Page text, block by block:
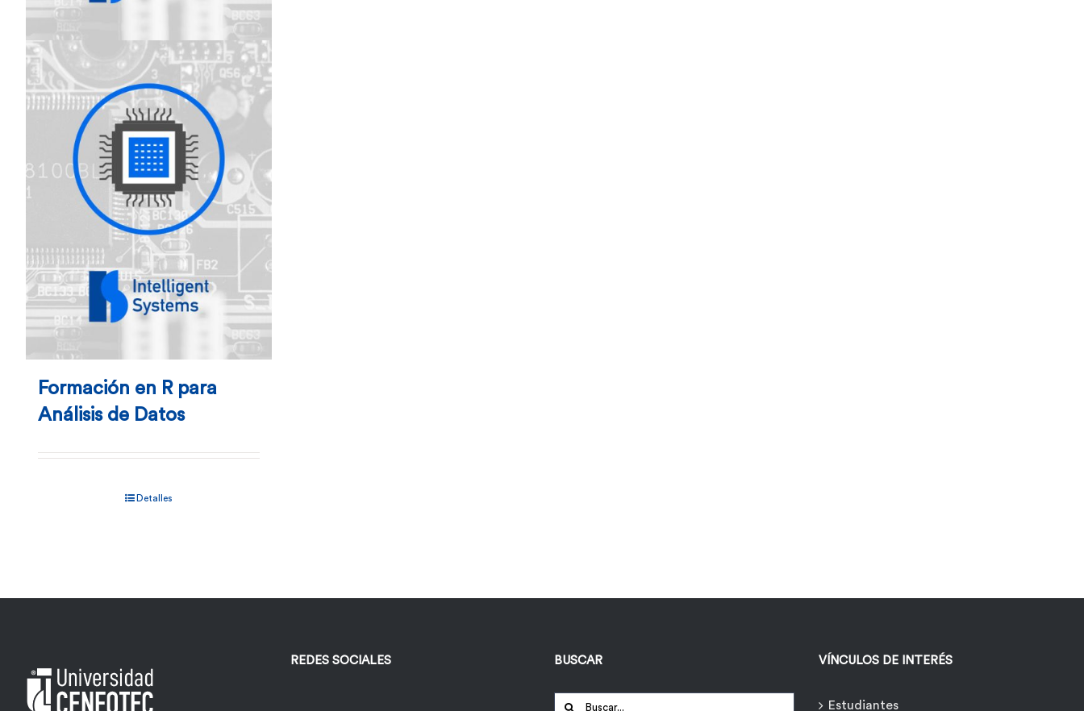
Formación en R para
Análisis de Datos
Detalles
REDES SOCIALES BUSCAR
Buscar:
VÍNCULOS DE INTERÉS
Estudiantes